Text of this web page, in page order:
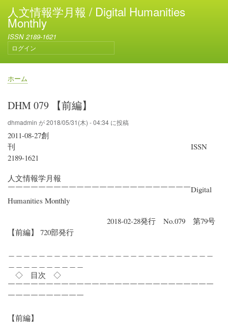
メ
イ
コ
テ
動
人文情報学月報 / Digital Humanities
Monthly
ISSN 2189-1621
ユ
ー
ザ
ー
カ
ン
ト
メ
ニ
ー
ログイン
パ
く
ず
ホーム
DHM 079 【前編】
dhmadmin が2018/05/31(木) - 04:34 に投稿
2011-08-27創
刊 ISSN
2189-1621
人文情報学月報
￣￣￣￣￣￣￣￣￣￣￣￣￣￣￣￣￣￣￣￣￣￣￣￣Digital
Humanities Monthly
2018-02-28発行 No.079 第79号
【前編】 720部発行
◇ 目次 ◇
￣￣￣￣￣￣￣￣￣￣￣￣￣￣￣￣￣￣￣￣￣￣￣￣￣￣￣
￣￣￣￣￣￣￣￣￣￣
【前編】